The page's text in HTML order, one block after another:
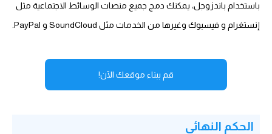
باستخدام باندزوجل، يمكنك دمج جميع منصات الوسائط الاجتماعية مثل
إنستغرام و فيسبوك وغيرها من الخدمات مثل SoundCloud و PayPal.
قم ببناء موقعك الآن!
الحكم النهائي